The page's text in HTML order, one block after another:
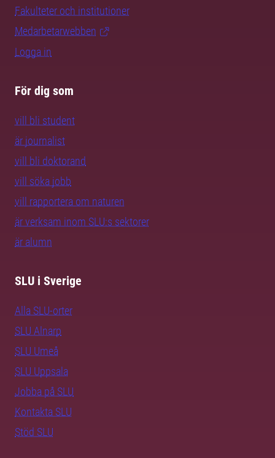
Fakulteter och institutioner
Medarbetarwebben
Logga in
För dig som
vill bli student
är journalist
vill bli doktorand
vill söka jobb
vill rapportera om naturen
är verksam inom SLU:s sektorer
är alumn
SLU i Sverige
Alla SLU-orter
SLU Alnarp
SLU Umeå
SLU Uppsala
Jobba på SLU
Kontakta SLU
Stöd SLU